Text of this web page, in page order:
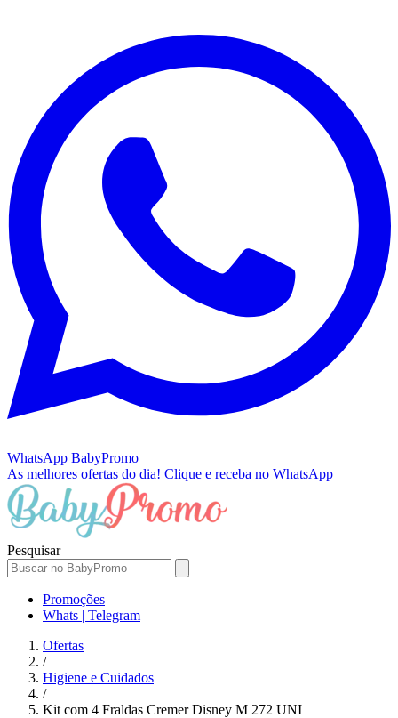
WhatsApp BabyPromo
As melhores ofertas do dia! Clique e receba no WhatsApp
Pesquisar
Promoções
Whats | Telegram
Ofertas
/
Higiene e Cuidados
/
Kit com 4 Fraldas Cremer Disney M 272 UNI